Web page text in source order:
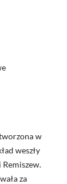
w
weszły
za